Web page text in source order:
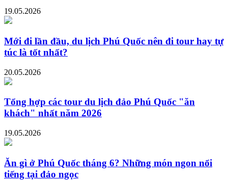
19.05.2026
Mới đi lần đầu, du lịch Phú Quốc nên đi tour hay tự
túc là tốt nhất?
20.05.2026
Tổng hợp các tour du lịch đảo Phú Quốc "ăn
khách" nhất năm 2026
19.05.2026
Ăn gì ở Phú Quốc tháng 6? Những món ngon nổi
tiếng tại đảo ngọc